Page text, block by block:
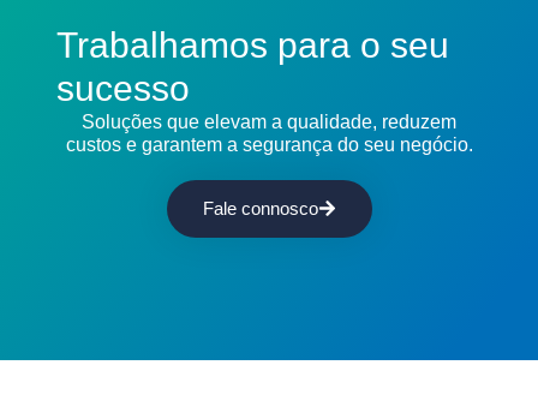
Trabalhamos para o seu
sucesso
Soluções que elevam a qualidade, reduzem
custos e garantem a segurança do seu negócio.
Fale connosco